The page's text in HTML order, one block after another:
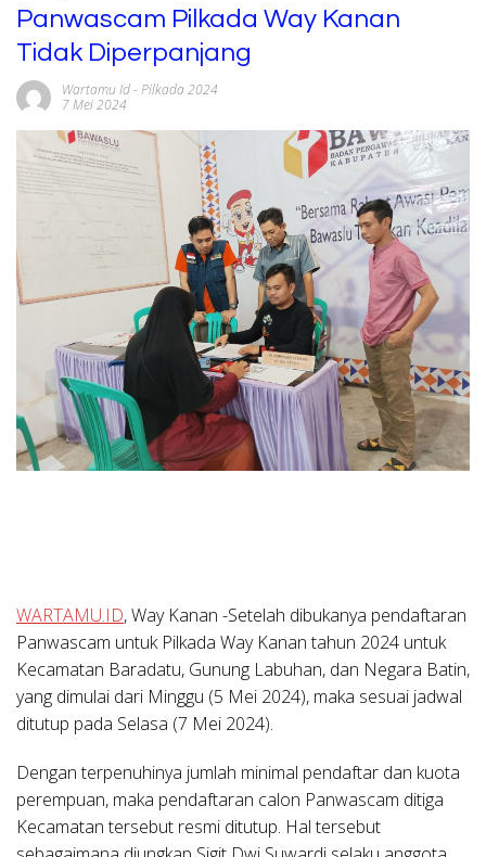
Panwascam Pilkada Way Kanan
Tidak Diperpanjang
Wartamu Id- Pilkada 2024
7 Mei 2024
WARTAMU.ID, Way Kanan -Setelah dibukanya pendaftaran
Panwascam untuk Pilkada Way Kanan tahun 2024 untuk
Kecamatan Baradatu, Gunung Labuhan, dan Negara Batin,
yang dimulai dari Minggu (5 Mei 2024), maka sesuai jadwal
ditutup pada Selasa (7 Mei 2024).
Dengan terpenuhinya jumlah minimal pendaftar dan kuota
perempuan, maka pendaftaran calon Panwascam ditiga
Kecamatan tersebut resmi ditutup. Hal tersebut